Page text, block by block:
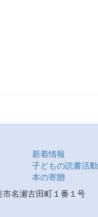
新着情報
子どもの読書活動
本の寄贈
名瀬古田町１番１号